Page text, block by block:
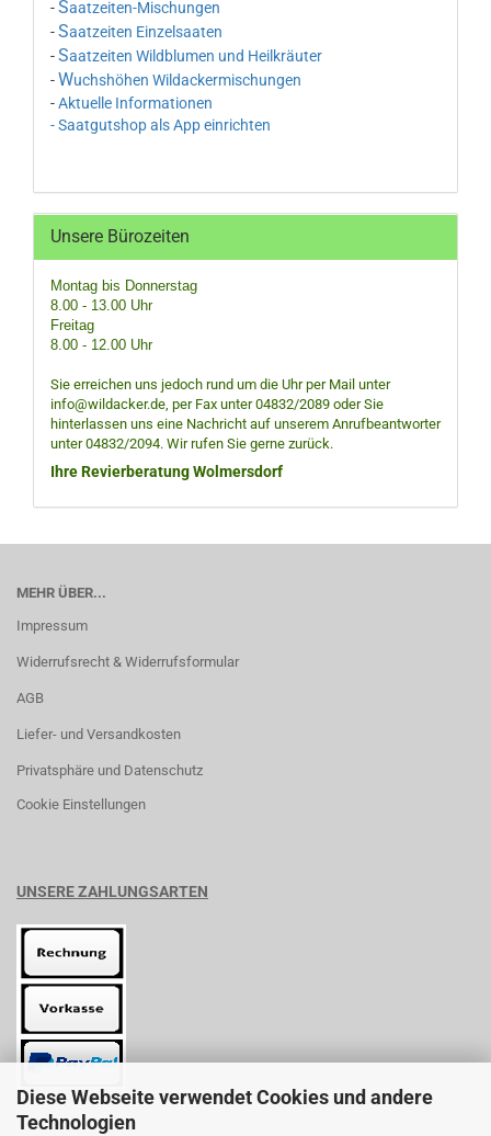
Diese Webseite verwendet Cookies und andere
Technologien
-Saatzeiten-Mischungen
-Saatzeiten Einzelsaaten
-Saatzeiten Wildblumen und Heilkräuter
-Wuchshöhen Wildackermischungen
-Aktuelle Informationen
- Saatgutshop als App einrichten
Unsere Bürozeiten
Montag bis Donnerstag
8.00 - 13.00 Uhr
Freitag
8.00 - 12.00 Uhr
Sie erreichen uns jedoch rund um die Uhr per Mail unter
info@wildacker.de, per Fax unter 04832/2089 oder Sie
hinterlassen uns eine Nachricht auf unserem Anrufbeantworter
unter 04832/2094. Wir rufen Sie gerne zurück.
Ihre Revierberatung Wolmersdorf
MEHR ÜBER...
Impressum
Widerrufsrecht & Widerrufsformular
AGB
Liefer- und Versandkosten
Privatsphäre und Datenschutz
Cookie Einstellungen
UNSERE ZAHLUNGSARTEN